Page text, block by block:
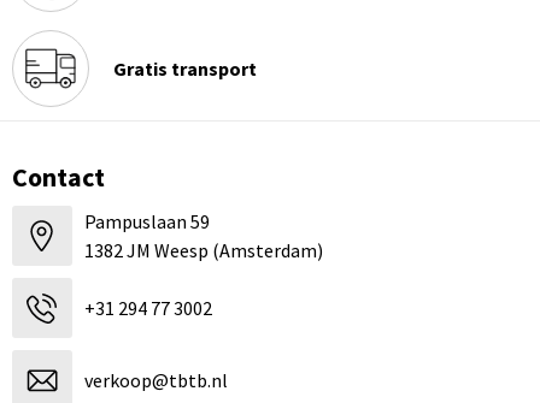
Gratis transport
Contact
Pampuslaan 59
1382 JM Weesp (Amsterdam)
+31 294 77 3002
verkoop@tbtb.nl